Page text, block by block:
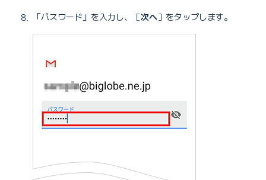
「パスワード」を入力し、［次へ］をタップします。